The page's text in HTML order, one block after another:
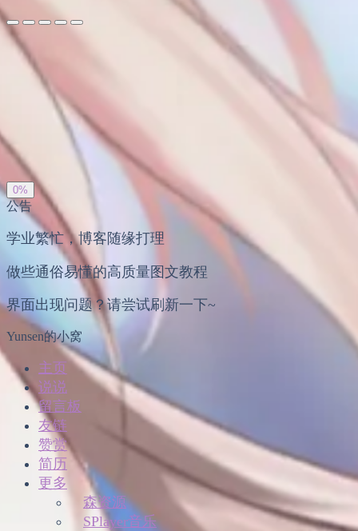
夜间模式
Sans Serif
深阴影
日落 暗化
0%
公告
学业繁忙，博客随缘打理
做些通俗易懂的高质量图文教程
界面出现问题？请尝试刷新一下~
Yunsen的小窝
主页
说说
留言板
友链
赞赏
简历
更多
森资源
SPlayer音乐